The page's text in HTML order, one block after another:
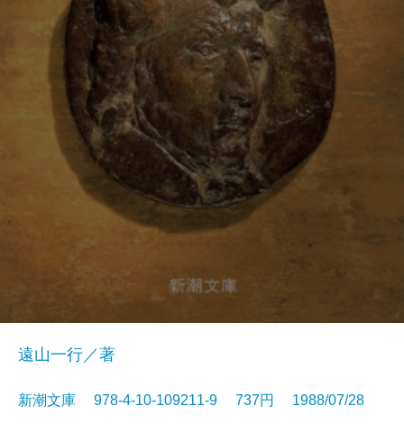
遠山一行／著
新潮文庫 978-4-10-109211-9 737円 1988/07/28